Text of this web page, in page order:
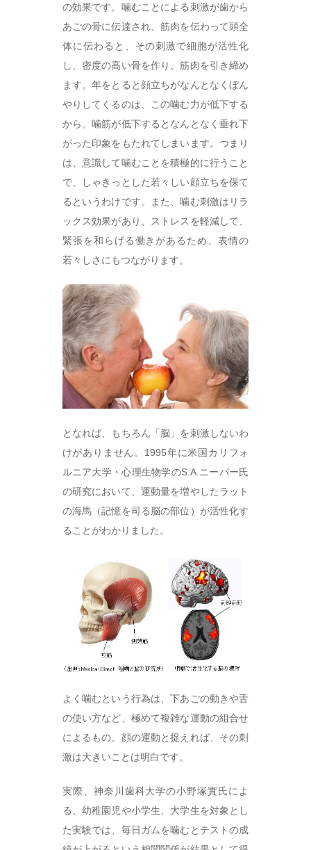
の効果です。噛むことによる刺激が歯から
あごの骨に伝達され、筋肉を伝わって頭全
体に伝わると、その刺激で細胞が活性化
し、密度の高い骨を作り、筋肉を引き締め
ます。年をとると顔立ちがなんとなくぼん
やりしてくるのは、この噛む力が低下する
から。噛筋が低下するとなんとなく垂れ下
がった印象をもたれてしまいます。つまり
は、意識して噛むことを積極的に行うこと
で、しゃきっとした若々しい顔立ちを保て
るというわけです。また、噛む刺激はリラ
ックス効果があり、ストレスを軽減して、
緊張を和らげる働きがあるため、表情の
若々しさにもつながります。
となれば、もちろん「脳」を刺激しないわ
けがありません。1995年に米国カリフォ
ルニア大学・心理生物学のS.A.ニーパー氏
の研究において、運動量を増やしたラット
の海馬（記憶を司る脳の部位）が活性化す
ることがわかりました。
よく噛むという行為は、下あごの動きや舌
の使い方など、極めて複雑な運動の組合せ
によるもの。顔の運動と捉えれば、その刺
激は大きいことは明白です。
実際、神奈川歯科大学の小野塚實氏によ
る、幼稚園児や小学生、大学生を対象とし
た実験では、毎日ガムを噛むとテストの成